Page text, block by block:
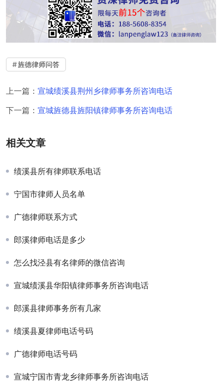
旌德律师问答
上一篇： 宣城绩溪县荆州乡律师事务所咨询电话
下一篇： 宣城旌德县旌阳镇律师事务所咨询电话
相关文章
绩溪县所有律师联系电话
宁国市律师人员名单
广德律师联系方式
郎溪律师电话是多少
怎么找泾县有名律师的微信咨询
宣城绩溪县华阳镇律师事务所咨询电话
郎溪县律师事务所有几家
绩溪县夏律师电话号码
广德律师电话号码
宣城宁国市青龙乡律师事务所咨询电话